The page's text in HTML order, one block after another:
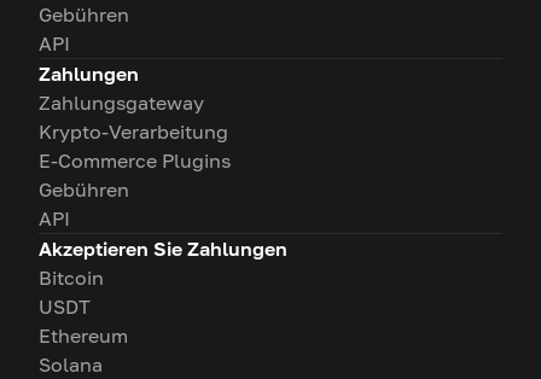
Gebühren
API
Zahlungen
Zahlungsgateway
Krypto-Verarbeitung
E-Commerce Plugins
Gebühren
API
Akzeptieren Sie Zahlungen
Bitcoin
USDT
Ethereum
Solana